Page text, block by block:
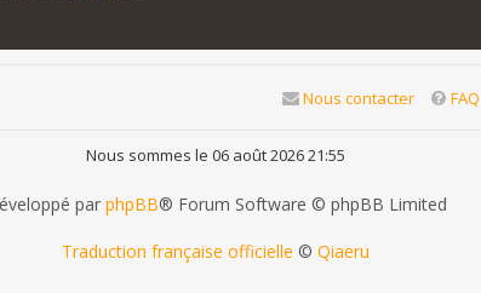
FAQ
Nous contacter
Nous sommes le 06 août 2026 21:55
par phpBB® Forum Software © phpBB Limited
Traduction française officielle © Qiaeru